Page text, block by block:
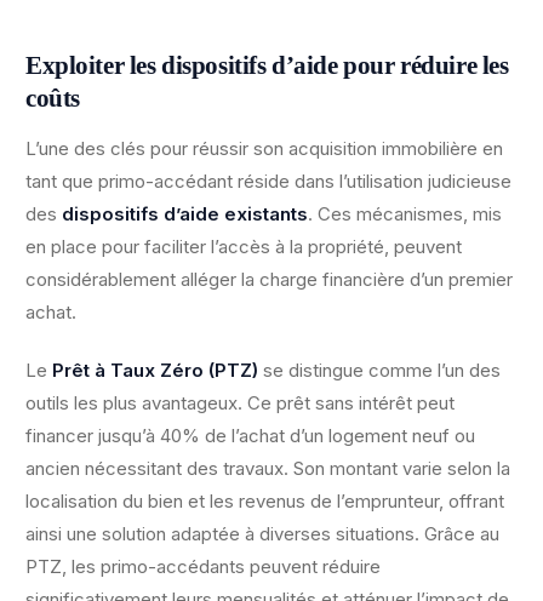
Exploiter les dispositifs d’aide pour réduire les
coûts
L’une des clés pour réussir son acquisition immobilière en
tant que primo-accédant réside dans l’utilisation judicieuse
des dispositifs d’aide existants. Ces mécanismes, mis
en place pour faciliter l’accès à la propriété, peuvent
considérablement alléger la charge financière d’un premier
achat.
Le Prêt à Taux Zéro (PTZ) se distingue comme l’un des
outils les plus avantageux. Ce prêt sans intérêt peut
financer jusqu’à 40% de l’achat d’un logement neuf ou
ancien nécessitant des travaux. Son montant varie selon la
localisation du bien et les revenus de l’emprunteur, offrant
ainsi une solution adaptée à diverses situations. Grâce au
PTZ, les primo-accédants peuvent réduire